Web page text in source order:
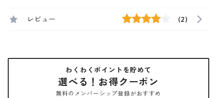
レビュー (2)
わくわくポイントを貯めて
選べる！お得クーポン
無料のメンバーシップ登録がおすすめ